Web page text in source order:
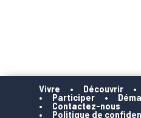
Vivre Découvrir
Participer
Contactez-nous
Politique de